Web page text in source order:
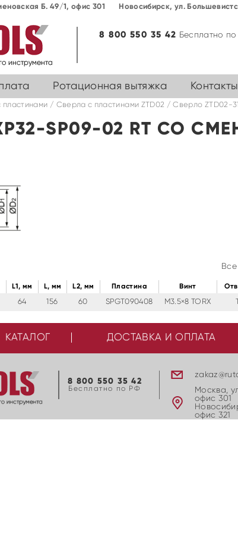
Б. 49/1, офис 301 Новосибирск, ул.
8 800 550 35 42 Бесплатно
Ротационная вытяжка Контакты
/ Cверла с пластинами ZTD02 / Сверло ZTD02-
SP09-02 RT СО
L1, мм L, мм L2, мм Пластина Винт
64 156 60 SPGT090408 M3.5×8 TORX
КАТАЛОГ ДОСТАВКА И ОПЛАТА
8 800 550 35 42
Бесплатно по РФ
Москва,
офис 301
офис 321